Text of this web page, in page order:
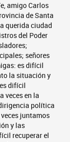
amigo Carlos
de Santa
querida ciudad
del Poder
señores
es difícil
la situación y
difícil
veces en la
política
juntamos
y las
recuperar el